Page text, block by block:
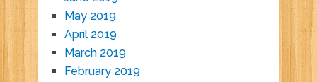
May 2019
April 2019
March 2019
February 2019